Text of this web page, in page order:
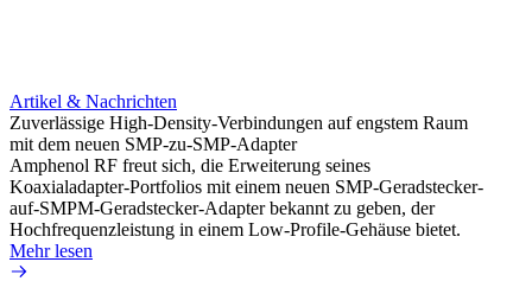
Artikel & Nachrichten
Zuverlässige High-Density-Verbindungen auf engstem Raum
mit dem neuen SMP-zu-SMP-Adapter
Amphenol RF freut sich, die Erweiterung seines
Koaxialadapter-Portfolios mit einem neuen SMP-Geradstecker-
auf-SMPM-Geradstecker-Adapter bekannt zu geben, der
Hochfrequenzleistung in einem Low-Profile-Gehäuse bietet.
Mehr lesen